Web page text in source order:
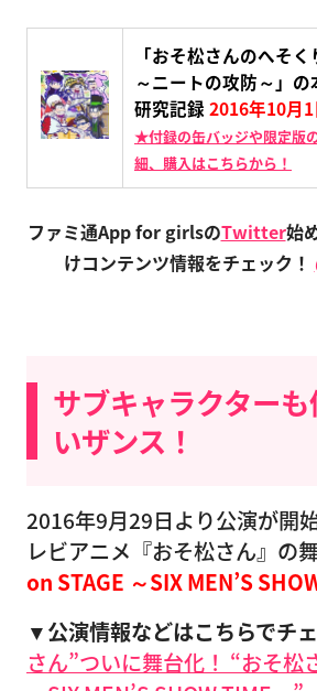
「おそ松さんのへそ
～ニートの攻防～」の
研究記録 2016年10月1
★付録の缶バッジや限定版
細、購入はこちらから！
ファミ通App for girlsのTwitter始
けコンテンツ情報をチェック！
サブキャラクター
いザンス！
2016年9月29日より公演が開
レビアニメ『おそ松さん』の
on STAGE ～SIX MEN’S
▼公演情報などはこちらでチ
さん”ついに舞台化！ “おそ松